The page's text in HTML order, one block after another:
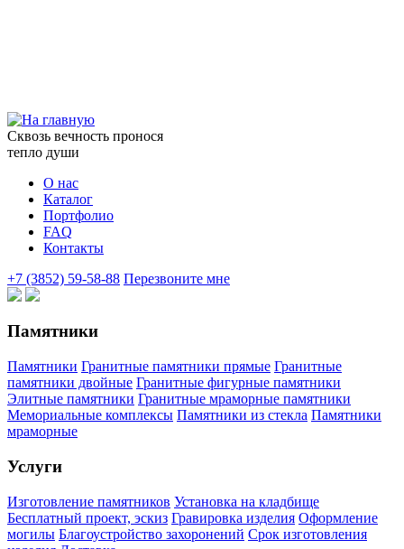
Сквозь вечность пронося
тепло души
О нас
Каталог
Портфолио
FAQ
Контакты
+7 (3852) 59-58-88 Перезвоните мне
Памятники
Памятники Гранитные памятники прямые Гранитные
памятники двойные Гранитные фигурные памятники
Элитные памятники Гранитные мраморные памятники
Мемориальные комплексы Памятники из стекла Памятники
мраморные
Услуги
Изготовление памятников Установка на кладбище
Бесплатный проект, эскиз Гравировка изделия Оформление
могилы Благоустройство захоронений Срок изготовления